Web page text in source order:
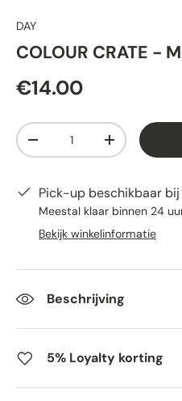
DAY
COLOUR CRATE -
€14.00
Aantal
-
+
Pick-up beschikbaar bij
Meestal klaar binnen 24
Bekijk winkelinformatie
Beschrijving
5% Loyalty korting